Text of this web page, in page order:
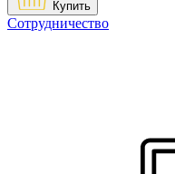
Купить
Сотрудничество